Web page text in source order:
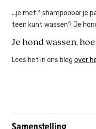
...je met 1 shampoobar je
teen kunt wassen? Je
Je hond wassen,
Lees het in ons blog over